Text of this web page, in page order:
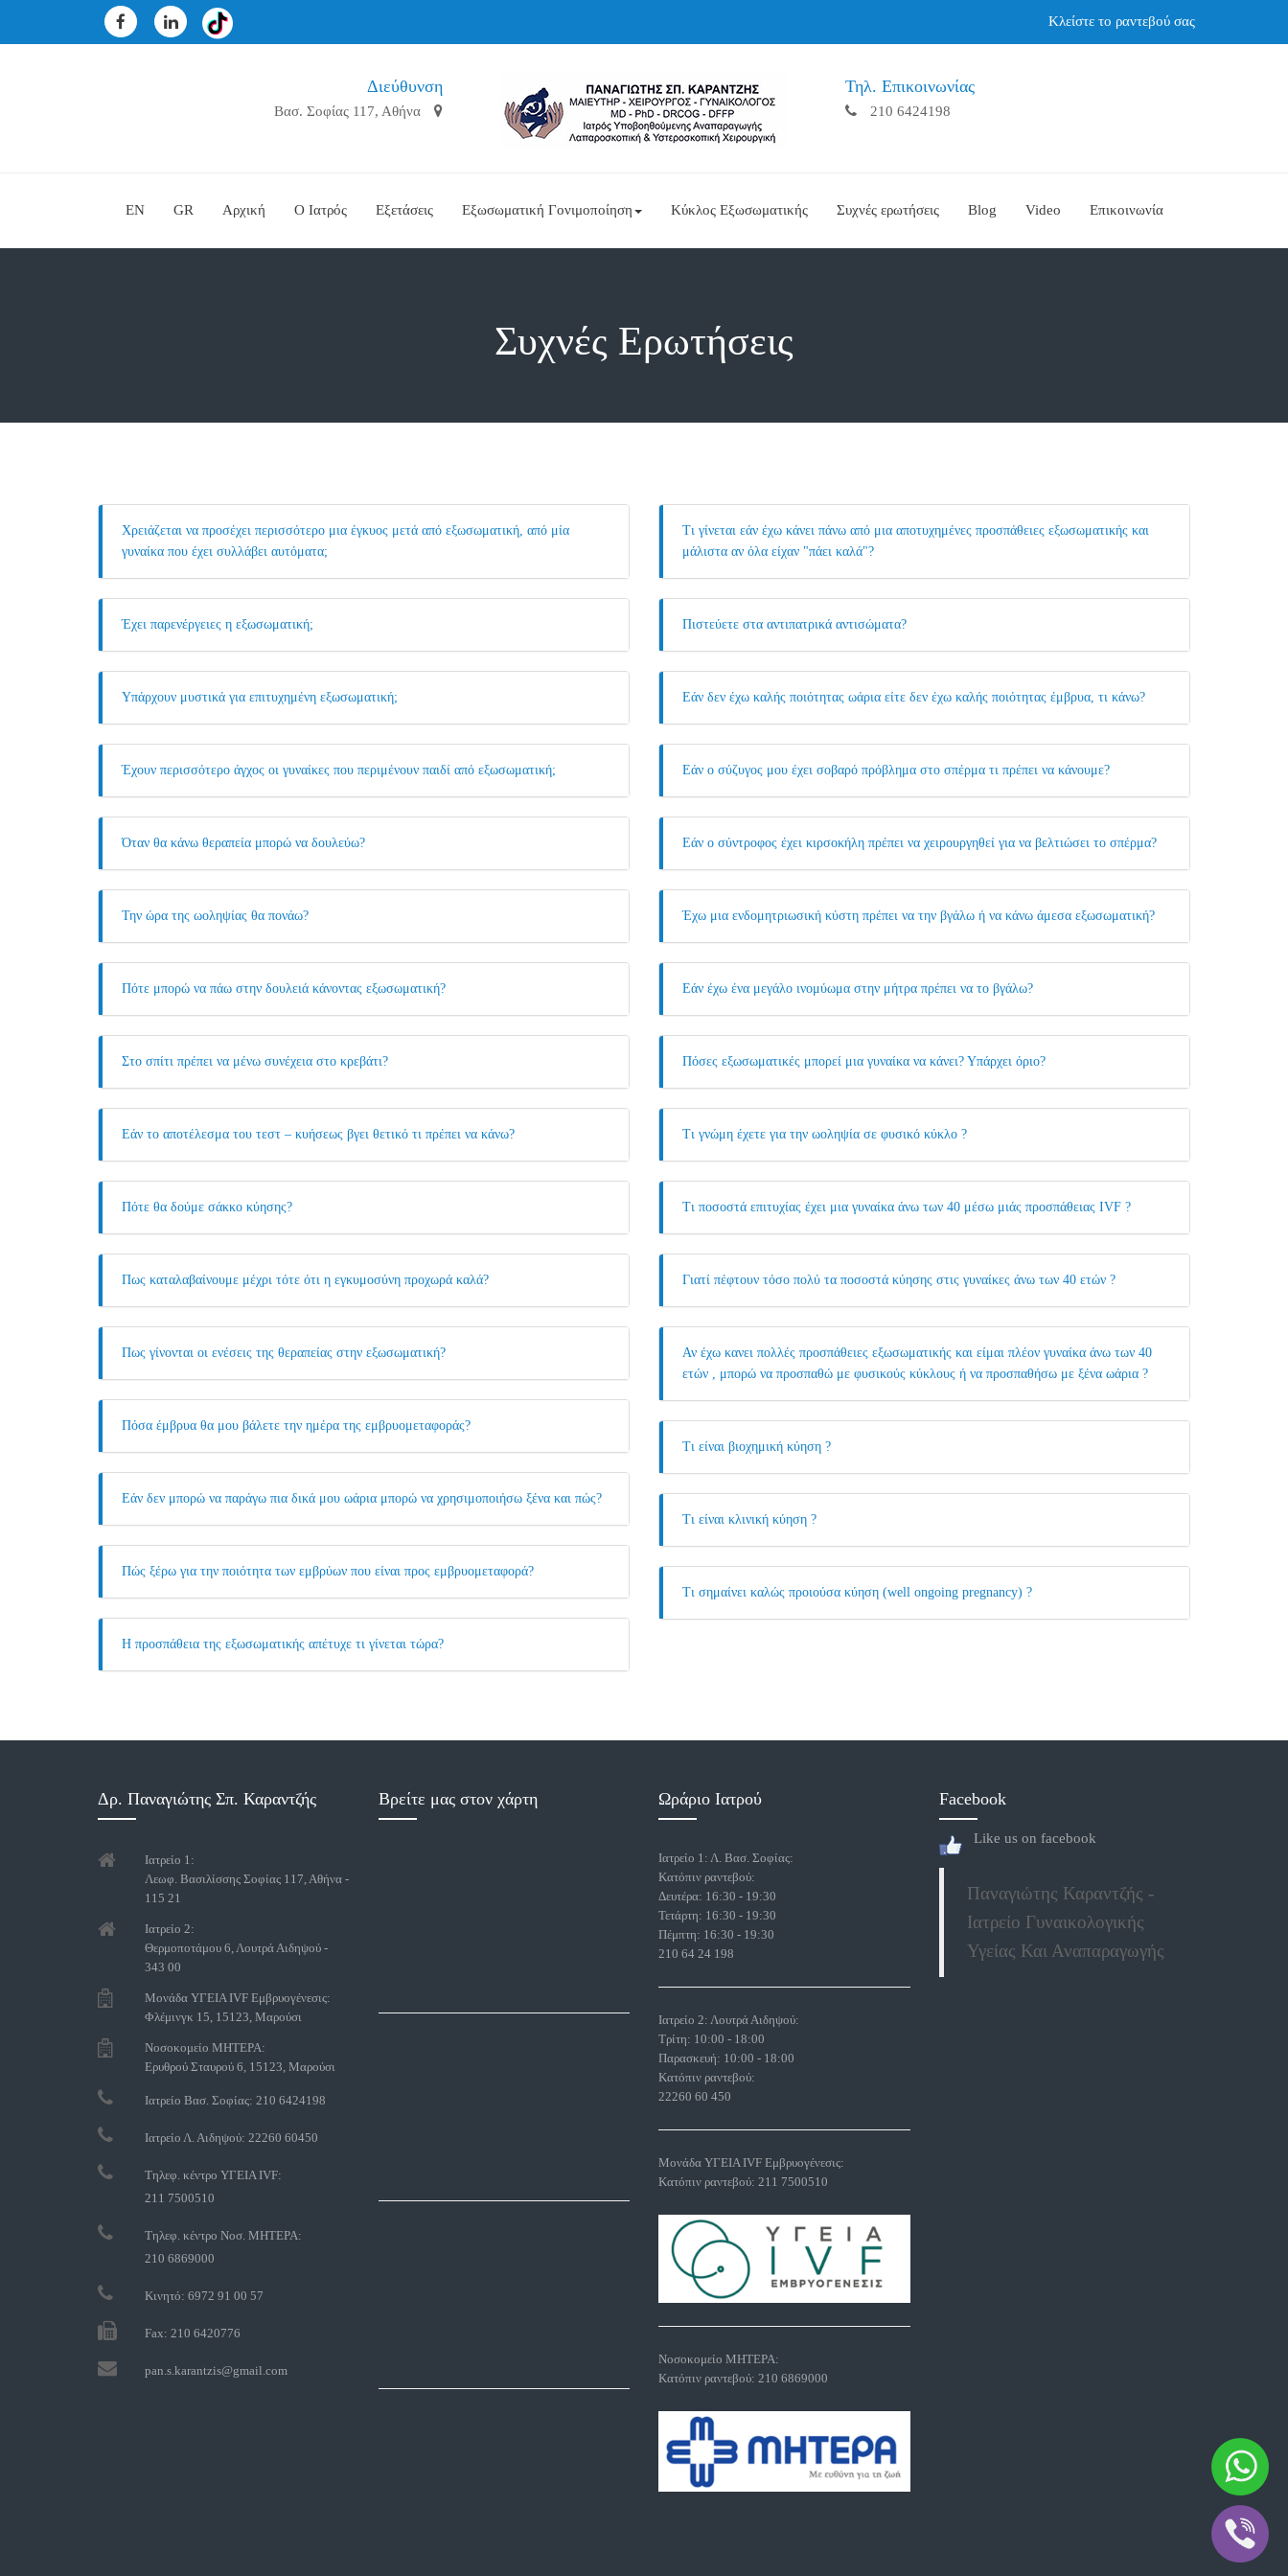
Κλείστε το ραντεβού σας
Διεύθυνση
Βασ. Σοφίας 117, Αθήνα
Τηλ. Επικοινωνίας
210 6424198
EN GR Αρχική Ο Ιατρός Εξετάσεις Εξωσωματική Γονιμοποίηση Κύκλος Εξωσωματικής Συχνές ερωτήσεις Blog Video Επικοινωνία
Συχνές Ερωτήσεις
Χρειάζεται να προσέχει περισσότερο μια έγκυος μετά από εξωσωματική, από μία
γυναίκα που έχει συλλάβει αυτόματα;
Έχει παρενέργειες η εξωσωματική;
Υπάρχουν μυστικά για επιτυχημένη εξωσωματική;
Έχουν περισσότερο άγχος οι γυναίκες που περιμένουν παιδί από εξωσωματική;
Όταν θα κάνω θεραπεία μπορώ να δουλεύω?
Την ώρα της ωοληψίας θα πονάω?
Πότε μπορώ να πάω στην δουλειά κάνοντας εξωσωματική?
Στο σπίτι πρέπει να μένω συνέχεια στο κρεβάτι?
Εάν το αποτέλεσμα του τεστ – κυήσεως βγει θετικό τι πρέπει να κάνω?
Πότε θα δούμε σάκκο κύησης?
Πως καταλαβαίνουμε μέχρι τότε ότι η εγκυμοσύνη προχωρά καλά?
Πως γίνονται οι ενέσεις της θεραπείας στην εξωσωματική?
Πόσα έμβρυα θα μου βάλετε την ημέρα της εμβρυομεταφοράς?
Εάν δεν μπορώ να παράγω πια δικά μου ωάρια μπορώ να χρησιμοποιήσω ξένα και πώς?
Πώς ξέρω για την ποιότητα των εμβρύων που είναι προς εμβρυομεταφορά?
Η προσπάθεια της εξωσωματικής απέτυχε τι γίνεται τώρα?
Τι γίνεται εάν έχω κάνει πάνω από μια αποτυχημένες προσπάθειες εξωσωματικής και
μάλιστα αν όλα είχαν "πάει καλά"?
Πιστεύετε στα αντιπατρικά αντισώματα?
Εάν δεν έχω καλής ποιότητας ωάρια είτε δεν έχω καλής ποιότητας έμβρυα, τι κάνω?
Εάν ο σύζυγος μου έχει σοβαρό πρόβλημα στο σπέρμα τι πρέπει να κάνουμε?
Εάν ο σύντροφος έχει κιρσοκήλη πρέπει να χειρουργηθεί για να βελτιώσει το σπέρμα?
Έχω μια ενδομητριωσική κύστη πρέπει να την βγάλω ή να κάνω άμεσα εξωσωματική?
Εάν έχω ένα μεγάλο ινομύωμα στην μήτρα πρέπει να το βγάλω?
Πόσες εξωσωματικές μπορεί μια γυναίκα να κάνει? Υπάρχει όριο?
Τι γνώμη έχετε για την ωοληψία σε φυσικό κύκλο ?
Τι ποσοστά επιτυχίας έχει μια γυναίκα άνω των 40 μέσω μιάς προσπάθειας IVF ?
Γιατί πέφτουν τόσο πολύ τα ποσοστά κύησης στις γυναίκες άνω των 40 ετών ?
Αν έχω κανει πολλές προσπάθειες εξωσωματικής και είμαι πλέον γυναίκα άνω των 40
ετών , μπορώ να προσπαθώ με φυσικούς κύκλους ή να προσπαθήσω με ξένα ωάρια ?
Τι είναι βιοχημική κύηση ?
Τι είναι κλινική κύηση ?
Τι σημαίνει καλώς προιούσα κύηση (well ongoing pregnancy) ?
Δρ. Παναγιώτης Σπ. Καραντζής
Ιατρείο 1:
Λεωφ. Βασιλίσσης Σοφίας 117, Αθήνα -
115 21
Ιατρείο 2:
Θερμοποτάμου 6, Λουτρά Αιδηψού -
343 00
Μονάδα ΥΓΕΙΑ IVF Εμβρυογένεσις:
Φλέμινγκ 15, 15123, Μαρούσι
Νοσοκομείο ΜΗΤΕΡΑ:
Ερυθρού Σταυρού 6, 15123, Μαρούσι
Ιατρείο Βασ. Σοφίας: 210 6424198
Ιατρείο Λ. Αιδηψού: 22260 60450
Τηλεφ. κέντρο ΥΓΕΙΑ IVF:
211 7500510
Τηλεφ. κέντρο Νοσ. ΜΗΤΕΡΑ:
210 6869000
Κινητό: 6972 91 00 57
Fax: 210 6420776
pan.s.karantzis@gmail.com
Βρείτε μας στον χάρτη Ωράριο Ιατρού
Ιατρείο 1: Λ. Βασ. Σοφίας:
Κατόπιν ραντεβού:
Δευτέρα: 16:30 - 19:30
Τετάρτη: 16:30 - 19:30
Πέμπτη: 16:30 - 19:30
210 64 24 198
Ιατρείο 2: Λουτρά Αιδηψού:
Τρίτη: 10:00 - 18:00
Παρασκευή: 10:00 - 18:00
Κατόπιν ραντεβού:
22260 60 450
Μονάδα ΥΓΕΙΑ IVF Εμβρυογένεσις:
Κατόπιν ραντεβού: 211 7500510
Νοσοκομείο ΜΗΤΕΡΑ:
Κατόπιν ραντεβού: 210 6869000
Facebook
Like us on facebook
Παναγιώτης Καραντζής -
Ιατρείο Γυναικολογικής
Υγείας Και Αναπαραγωγής